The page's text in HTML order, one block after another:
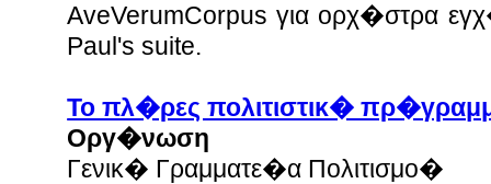
AveVerumCorpus για ορχ�στρα
Paul's suite.
Το πλ�ρες πολιτιστικ�
Οργ�νωση
Γενικ� Γραμματε�α Πολιτισμο�